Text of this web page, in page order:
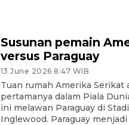
Susunan pemain
versus Paraguay
13 June 2026 8:47 WIB
Tuan rumah Amerika Serikat
pertamanya dalam Piala
ini melawan Paraguay di
Inglewood. Paraguay menjadi